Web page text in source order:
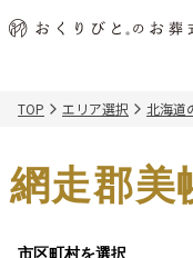
初めての方へ
関東エリア
ご葬儀事例
葬儀の知識
TOP エリア選択 北海道
網走郡美
市区町村を選択